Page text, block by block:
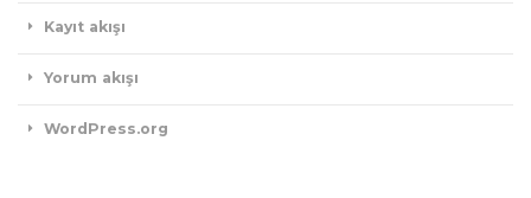
Kayıt akışı
Yorum akışı
WordPress.org